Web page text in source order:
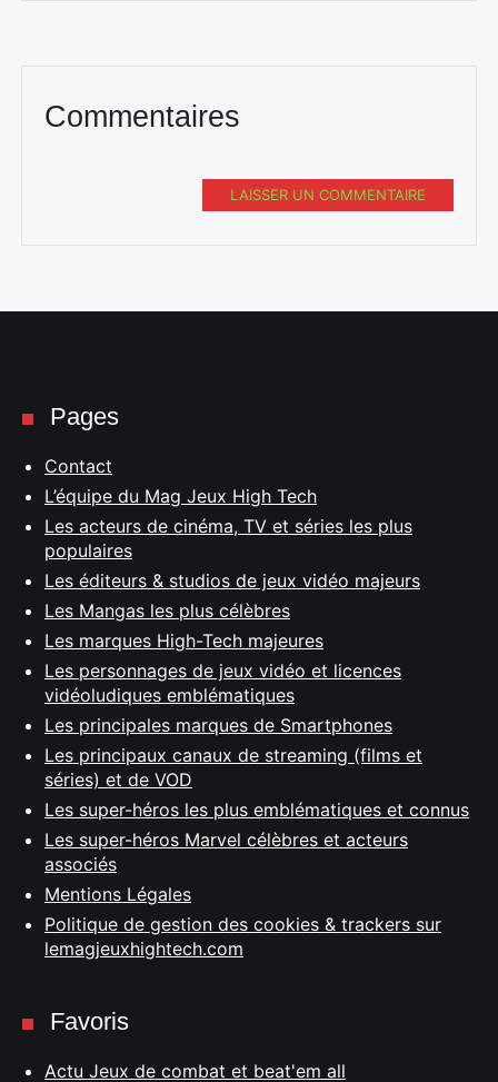
Commentaires
LAISSER UN COMMENTAIRE
Pages
Contact
L’équipe du Mag Jeux High Tech
Les acteurs de cinéma, TV et séries les plus
populaires
Les éditeurs & studios de jeux vidéo majeurs
Les Mangas les plus célèbres
Les marques High-Tech majeures
Les personnages de jeux vidéo et licences
vidéoludiques emblématiques
Les principales marques de Smartphones
Les principaux canaux de streaming (films et
séries) et de VOD
Les super-héros les plus emblématiques et connus
Les super-héros Marvel célèbres et acteurs
associés
Mentions Légales
Politique de gestion des cookies & trackers sur
lemagjeuxhightech.com
Favoris
Actu Jeux de combat et beat'em all